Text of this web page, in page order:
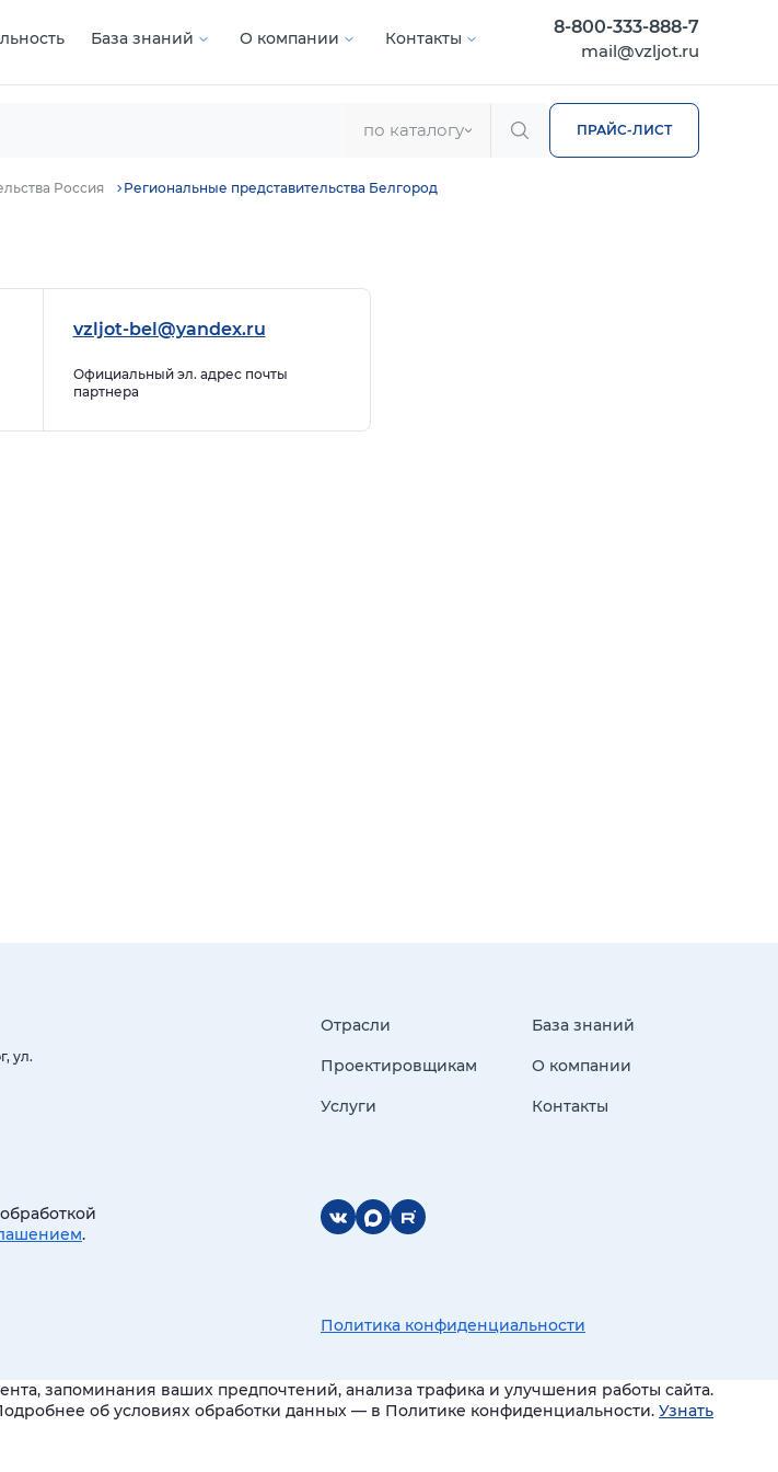
База знаний О компании Контакты
8-800-333-888-7
mail@vzljot.ru
по каталогу ПРАЙС-ЛИСТ
Россия Региональные представительства Белгород
vzljot-bel@yandex.ru
Официальный эл. адрес почты
партнера
ул.
Отрасли
Проектировщикам
Услуги
База знаний
О компании
Контакты
.
Политика конфиденциальности
запоминания ваших предпочтений, анализа трафика и улучшения работы сайта.
об условиях обработки данных — в Политике конфиденциальности. Узнать